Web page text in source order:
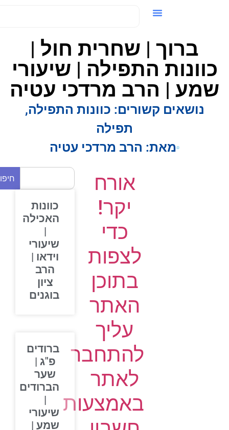
ברוך | שחרית חול |
כוונות התפילה | שיעורי
| הרב מרדכי עטיה
נושאים קשורים: כוונות התפילה,
תפילה
מאת:הרב מרדכי עטיה
אורח
יקר!
כדי
לצפות
בתוכן
האתר
עליך
להתחבר
לאתר
באמצעות
חיפוש
כוונות
האכילה
שיעורי
וידאו |
הרב
ציון
בוגנים
ברודים
פ"ג |
שער
הברודים
שיעורי
שמע |